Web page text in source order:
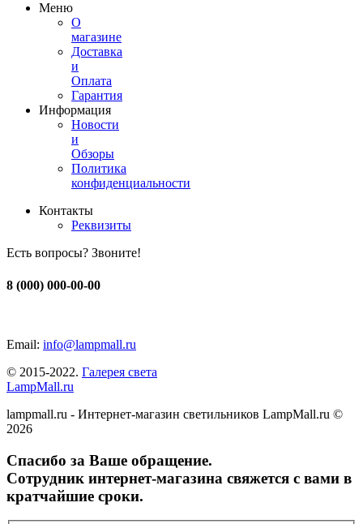
Меню
О
магазине
Доставка
и
Оплата
Гарантия
Информация
Новости
и
Обзоры
Политика
конфиденциальности
Контакты
Реквизиты
Есть вопросы? Звоните!
8 (000) 000-00-00
Email: info@lampmall.ru
© 2015-2022. Галерея света
LampMall.ru
lampmall.ru - Интернет-магазин светильников LampMall.ru ©
2026
Спасибо за Ваше обращение.
Сотрудник интернет-магазина свяжется с вами в
кратчайшие сроки.